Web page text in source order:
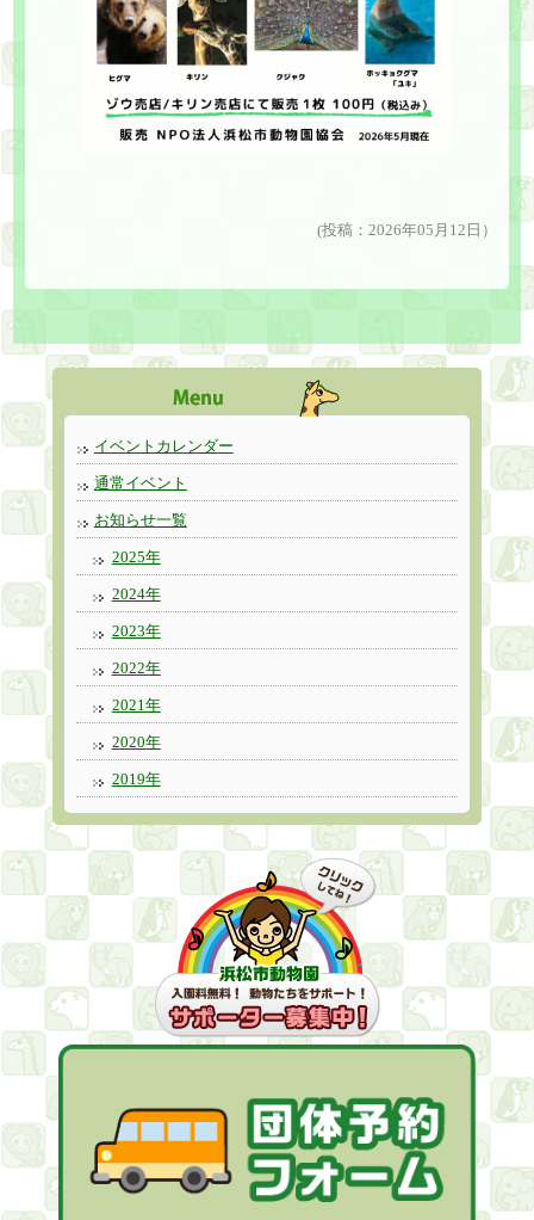
(投稿：2026年05月12日）
イベントカレンダー
通常イベント
お知らせ一覧
2025年
2024年
2023年
2022年
2021年
2020年
2019年